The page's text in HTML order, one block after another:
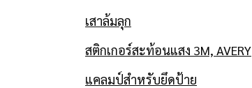
เสาล้มลุก
สติกเกอร์สะท้อนแสง 3M, AVERY
แคลมป์สำหรับยึดป้าย